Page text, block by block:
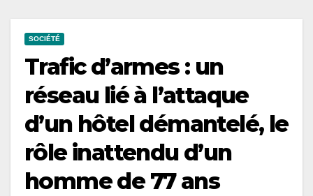
SOCIÉTÉ
Trafic d’armes : un
réseau lié à l’attaque
d’un hôtel démantelé, le
rôle inattendu d’un
homme de 77 ans